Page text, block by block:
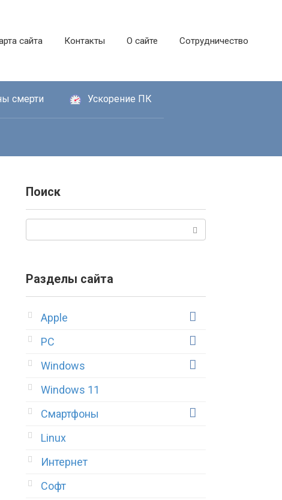
сайта Контакты О сайте Сотрудничество
смерти Ускорение ПК
Поиск
Разделы сайта
Apple
PC
Windows
Windows 11
Смартфоны
Linux
Интернет
Софт